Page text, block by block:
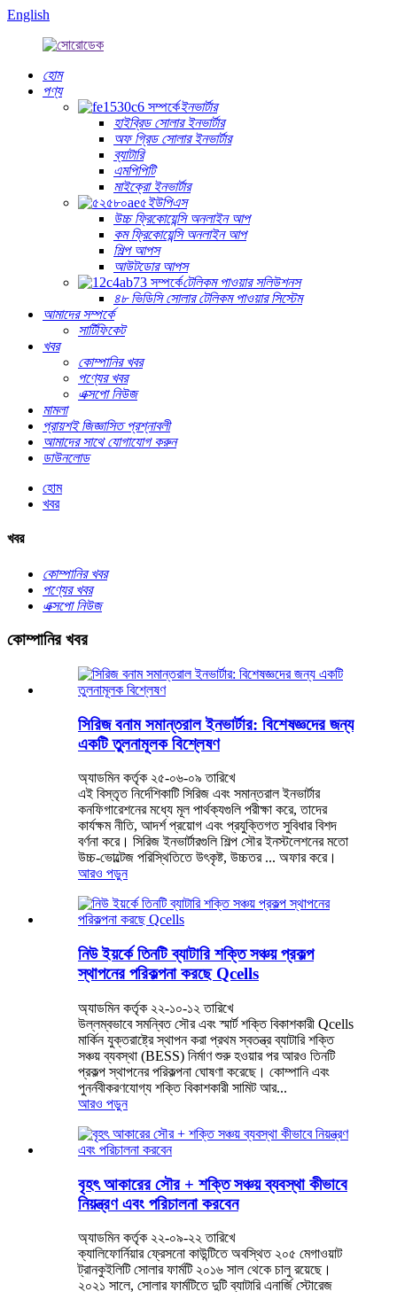
English
হোম
পণ্য
ইনভার্টার
হাইব্রিড সোলার ইনভার্টার
অফ গ্রিড সোলার ইনভার্টার
ব্যাটারি
এমপিপিটি
মাইক্রো ইনভার্টার
ইউপিএস
উচ্চ ফ্রিকোয়েন্সি অনলাইন আপ
কম ফ্রিকোয়েন্সি অনলাইন আপ
শিল্প আপস
আউটডোর আপস
টেলিকম পাওয়ার সলিউশনস
৪৮ ভিডিসি সোলার টেলিকম পাওয়ার সিস্টেম
আমাদের সম্পর্কে
সার্টিফিকেট
খবর
কোম্পানির খবর
পণ্যের খবর
এক্সপো নিউজ
মামলা
প্রায়শই জিজ্ঞাসিত প্রশ্নাবলী
আমাদের সাথে যোগাযোগ করুন
ডাউনলোড
হোম
খবর
খবর
কোম্পানির খবর
পণ্যের খবর
এক্সপো নিউজ
কোম্পানির খবর
সিরিজ বনাম সমান্তরাল ইনভার্টার: বিশেষজ্ঞদের জন্য
একটি তুলনামূলক বিশ্লেষণ
অ্যাডমিন কর্তৃক ২৫-০৬-০৯ তারিখে
এই বিস্তৃত নির্দেশিকাটি সিরিজ এবং সমান্তরাল ইনভার্টার
কনফিগারেশনের মধ্যে মূল পার্থক্যগুলি পরীক্ষা করে, তাদের
কার্যক্ষম নীতি, আদর্শ প্রয়োগ এবং প্রযুক্তিগত সুবিধার বিশদ
বর্ণনা করে। সিরিজ ইনভার্টারগুলি শিল্প সৌর ইনস্টলেশনের মতো
উচ্চ-ভোল্টেজ পরিস্থিতিতে উৎকৃষ্ট, উচ্চতর ... অফার করে।
আরও পড়ুন
নিউ ইয়র্কে তিনটি ব্যাটারি শক্তি সঞ্চয় প্রকল্প
স্থাপনের পরিকল্পনা করছে Qcells
অ্যাডমিন কর্তৃক ২২-১০-১২ তারিখে
উল্লম্বভাবে সমন্বিত সৌর এবং স্মার্ট শক্তি বিকাশকারী Qcells
মার্কিন যুক্তরাষ্ট্রে স্থাপন করা প্রথম স্বতন্ত্র ব্যাটারি শক্তি
সঞ্চয় ব্যবস্থা (BESS) নির্মাণ শুরু হওয়ার পর আরও তিনটি
প্রকল্প স্থাপনের পরিকল্পনা ঘোষণা করেছে। কোম্পানি এবং
পুনর্নবীকরণযোগ্য শক্তি বিকাশকারী সামিট আর...
আরও পড়ুন
বৃহৎ আকারের সৌর + শক্তি সঞ্চয় ব্যবস্থা কীভাবে
নিয়ন্ত্রণ এবং পরিচালনা করবেন
অ্যাডমিন কর্তৃক ২২-০৯-২২ তারিখে
ক্যালিফোর্নিয়ার ফ্রেসনো কাউন্টিতে অবস্থিত ২০৫ মেগাওয়াট
ট্রানকুইলিটি সোলার ফার্মটি ২০১৬ সাল থেকে চালু রয়েছে।
২০২১ সালে, সোলার ফার্মটিতে দুটি ব্যাটারি এনার্জি স্টোরেজ